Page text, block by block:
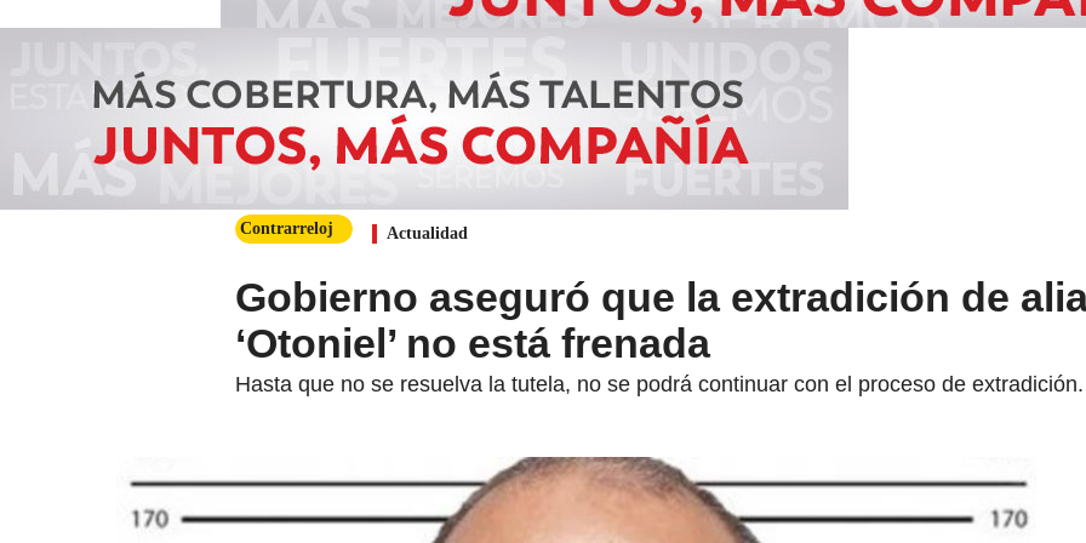
Contrarreloj Actualidad
Gobierno aseguró que la extradición de
‘Otoniel’ no está frenada
Hasta que no se resuelva la tutela, no se podrá continuar con el proceso de extradición.